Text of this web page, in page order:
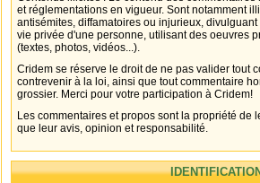
et réglementations en vigueur. Sont notamment
antisémites, diffamatoires ou injurieux,
vie privée d'une personne, utilisant des oeuvres
(textes, photos, vidéos...).
Cridem se réserve le droit de ne pas valider tout
contrevenir à la loi, ainsi que tout commentaire
grossier. Merci pour votre participation à Cridem!
Les commentaires et propos sont la propriété de
que leur avis, opinion et responsabilité.